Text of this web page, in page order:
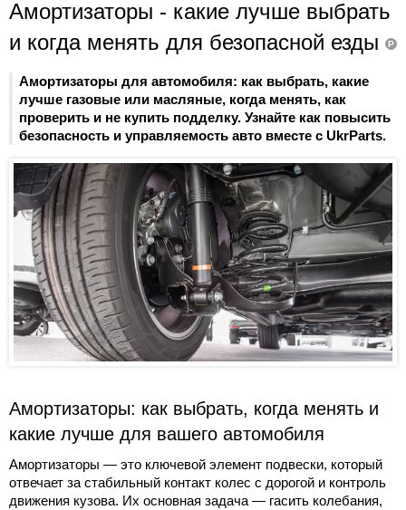
Амортизаторы - какие лучше выбрать
и когда менять для безопасной езды
P
Амортизаторы для автомобиля: как выбрать, какие
лучше газовые или масляные, когда менять, как
проверить и не купить подделку. Узнайте как повысить
безопасность и управляемость авто вместе с UkrParts.
Амортизаторы: как выбрать, когда менять и
какие лучше для вашего автомобиля
Амортизаторы — это ключевой элемент подвески, который
отвечает за стабильный контакт колес с дорогой и контроль
движения кузова. Их основная задача — гасить колебания,